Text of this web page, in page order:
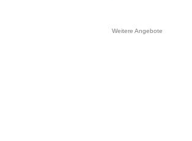
Weitere Angebote